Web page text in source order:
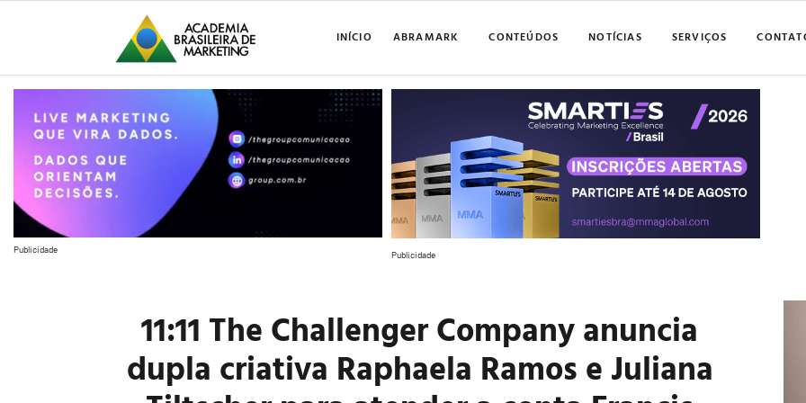
INÍCIO ABRAMARK CONTEÚDOS NOTÍCIAS SERVIÇOS
Publicidade Publicidade
11:11 The Challenger Company anuncia
dupla criativa Raphaela Ramos e Juliana